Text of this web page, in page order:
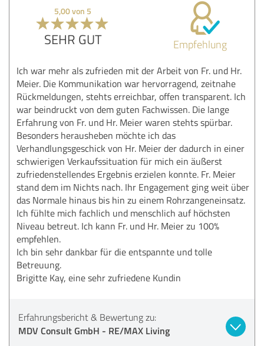
5,00 von 5
SEHR GUT Empfehlung
Ich war mehr als zufrieden mit der Arbeit von Fr. und Hr.
Meier. Die Kommunikation war hervorragend, zeitnahe
Rückmeldungen, stehts erreichbar, offen transparent. Ich
war beindruckt von dem guten Fachwissen. Die lange
Erfahrung von Fr. und Hr. Meier waren stehts spürbar.
Besonders herausheben möchte ich das
Verhandlungsgeschick von Hr. Meier der dadurch in einer
schwierigen Verkaufssituation für mich ein äußerst
zufriedenstellendes Ergebnis erzielen konnte. Fr. Meier
stand dem im Nichts nach. Ihr Engagement ging weit über
das Normale hinaus bis hin zu einem Rohrzangeneinsatz.
Ich fühlte mich fachlich und menschlich auf höchsten
Niveau betreut. Ich kann Fr. und Hr. Meier zu 100%
empfehlen.
Ich bin sehr dankbar für die entspannte und tolle
Betreuung.
Brigitte Kay, eine sehr zufriedene Kundin
Erfahrungsbericht & Bewertung zu:
MDV Consult GmbH - RE/MAX Living